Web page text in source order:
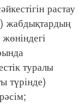
растау
жабдықтардың
туралы
түрінде)